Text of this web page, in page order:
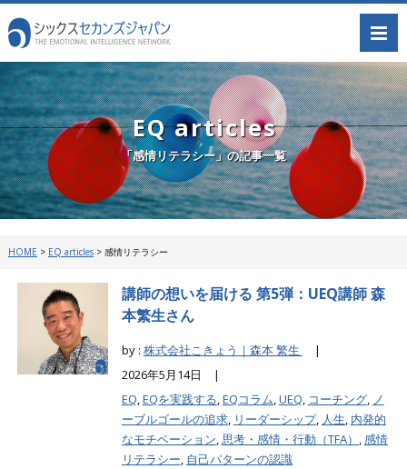
EQ articles
「感情リテラシー」の記事一覧
HOME > EQ articles> 感情リテラシー
講師の想いを届ける 第5弾：UEQ講師 森
本繁生さん
by : 株式会社こきょう｜森本 繁生
|
2026年5月14日 |
EQ,EQを実践する,EQコラム,UEQ, コーチング, ノ
ーブルゴールの追求, リーダーシップ, 人生, 内発的
なモチベーション,思考・感情・行動（TFA） ,感情
リテラシー, 自己パターンの認識